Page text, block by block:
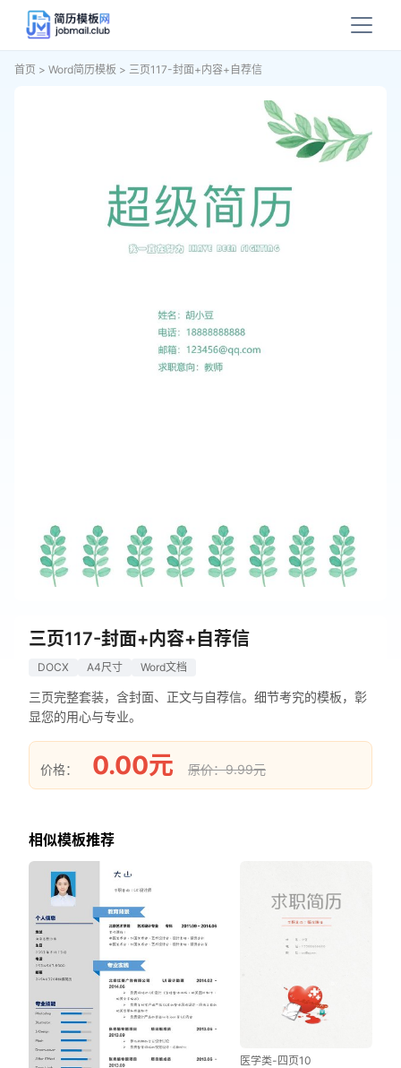
首页 > Word简历模板 > 三页117-封面+内容+自荐信
三页117-封面+内容+自荐信
DOCX A4尺寸 Word文档
三页完整套装，含封面、正文与自荐信。细节考究的模板，彰
显您的用心与专业。
价格： 0.00元 原价：9.99元
相似模板推荐
医学类-四页10